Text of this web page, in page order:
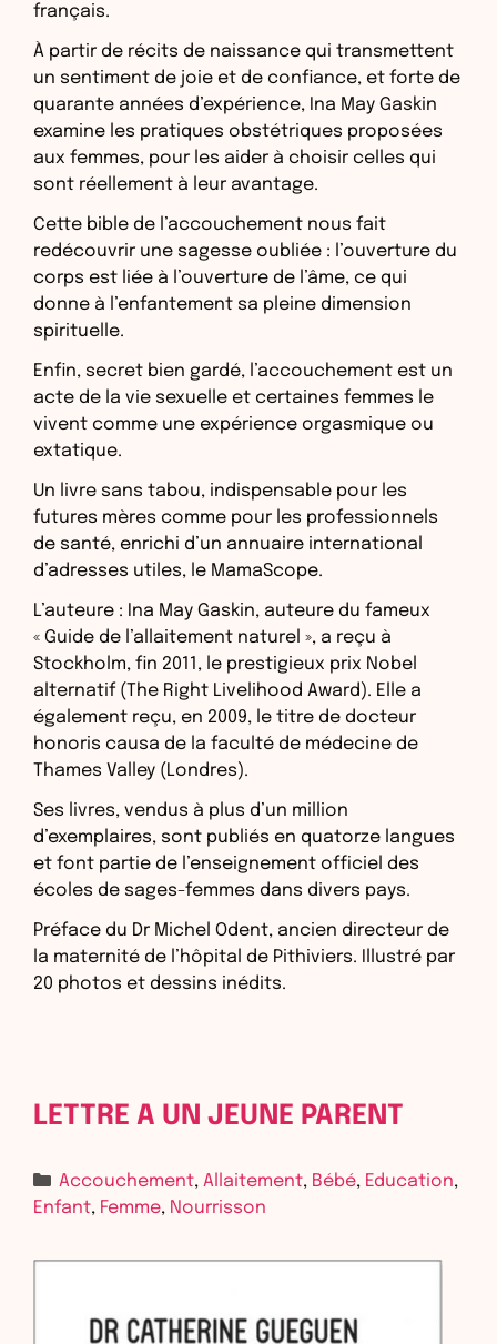
français.
À partir de récits de naissance qui transmettent
un sentiment de joie et de confiance, et forte de
quarante années d’expérience, Ina May Gaskin
examine les pratiques obstétriques proposées
aux femmes, pour les aider à choisir celles qui
sont réellement à leur avantage.
Cette bible de l’accouchement nous fait
redécouvrir une sagesse oubliée : l’ouverture du
corps est liée à l’ouverture de l’âme, ce qui
donne à l’enfantement sa pleine dimension
spirituelle.
Enfin, secret bien gardé, l’accouchement est un
acte de la vie sexuelle et certaines femmes le
vivent comme une expérience orgasmique ou
extatique.
Un livre sans tabou, indispensable pour les
futures mères comme pour les professionnels
de santé, enrichi d’un annuaire international
d’adresses utiles, le MamaScope.
L’auteure : Ina May Gaskin, auteure du fameux
« Guide de l’allaitement naturel », a reçu à
Stockholm, fin 2011, le prestigieux prix Nobel
alternatif (The Right Livelihood Award). Elle a
également reçu, en 2009, le titre de docteur
honoris causa de la faculté de médecine de
Thames Valley (Londres).
Ses livres, vendus à plus d’un million
d’exemplaires, sont publiés en quatorze langues
et font partie de l’enseignement officiel des
écoles de sages-femmes dans divers pays.
Préface du Dr Michel Odent, ancien directeur de
la maternité de l’hôpital de Pithiviers. Illustré par
20 photos et dessins inédits.
LETTRE A UN JEUNE PARENT
Accouchement, Allaitement, Bébé, Education,
Enfant, Femme, Nourrisson